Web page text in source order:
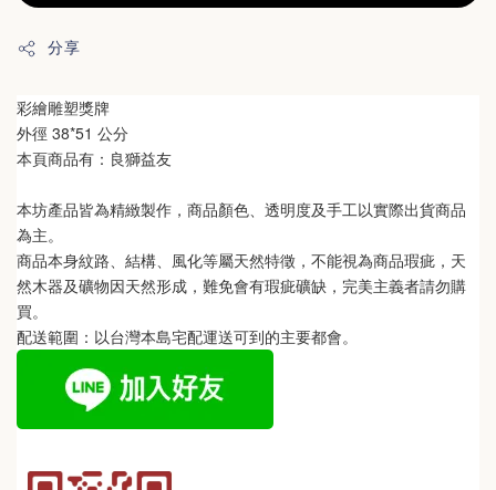
分享
彩繪雕塑獎牌
外徑 38*51 公分
本頁商品有：良獅益友
本坊產品皆為精緻製作，商品顏色、透明度及手工以實際出貨商品
為主。
商品本身紋路、結構、風化等屬天然特徵，不能視為商品瑕疵，天
然木器及礦物因天然形成，難免會有瑕疵礦缺，完美主義者請勿購
買。
配送範圍：以台灣本島宅配運送可到的主要都會。